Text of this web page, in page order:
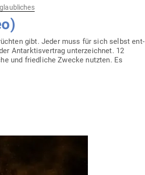
gibt. Jeder muss für sich selbst ent­
Ant­ark­tis­vertrag unter­zeichnet. 12
und fried­liche Zwecke nutzten. Es